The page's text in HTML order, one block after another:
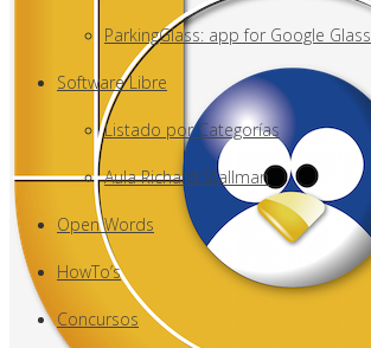
ParkingGlass: app for Google Glass
Software Libre
Listado por Categorías
Aula Richard Stallman
Open Words
HowTo’s
Concursos